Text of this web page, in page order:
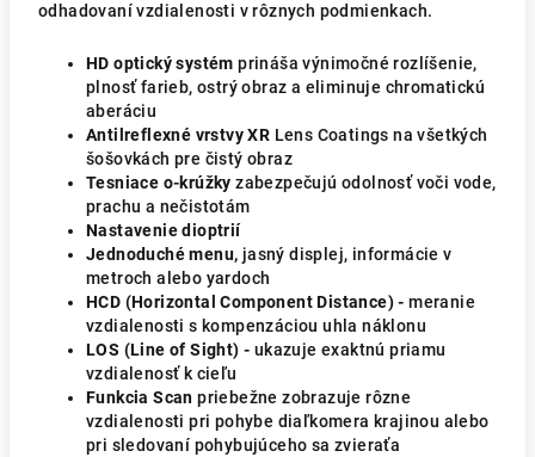
odhadovaní vzdialenosti v rôznych podmienkach.
HD optický systémprináša výnimočné rozlíšenie,
plnosť farieb, ostrý obraz a eliminuje chromatickú
aberáciu
Antilreflexné vrstvy XR Lens Coatings na všetkých
šošovkách pre čistý obraz
Tesniace o-krúžkyzabezpečujú odolnosť voči vode,
prachu a nečistotám
Nastavenie dioptrií
Jednoduché menu, jasný displej, informácie v
metroch alebo yardoch
HCD (Horizontal Component Distance) - meranie
vzdialenosti s kompenzáciou uhla náklonu
LOS (Line of Sight) - ukazuje exaktnú priamu
vzdialenosť k cieľu
Funkcia Scanpriebežne zobrazuje rôzne
vzdialenosti pri pohybe diaľkomera krajinou alebo
pri sledovaní pohybujúceho sa zvieraťa